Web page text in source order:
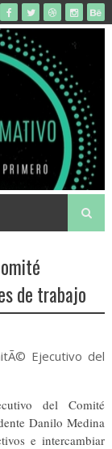
de trabajo
del Comité
Danilo Medina
e intercambiar